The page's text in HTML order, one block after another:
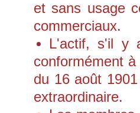
et sans usage
commerciaux.
L'actif, s'il y
conformément
du 16 août
extraordinaire.